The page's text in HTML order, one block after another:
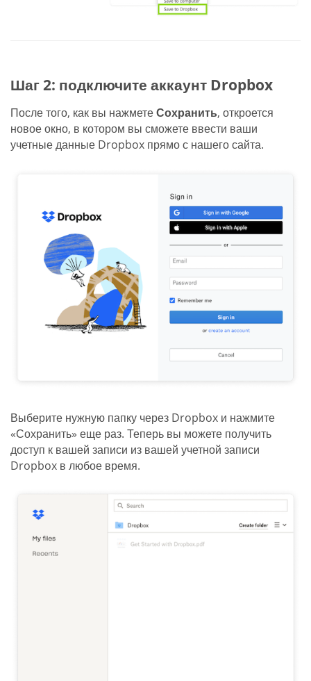
Шаг 2: подключите аккаунт Dropbox
После того, как вы нажметеСохранить, откроется
новое окно, в котором вы сможете ввести ваши
учетные данные Dropbox прямо с нашего сайта.
Выберите нужную папку через Dropbox и нажмите
«Сохранить» еще раз. Теперь вы можете получить
доступ к вашей записи из вашей учетной записи
Dropbox в любое время.